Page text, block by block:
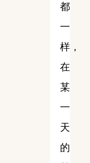
都
一
样，
在
某
一
天
的